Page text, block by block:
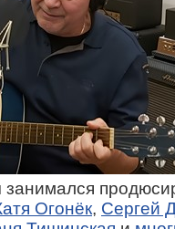
Огонёк, Сергей